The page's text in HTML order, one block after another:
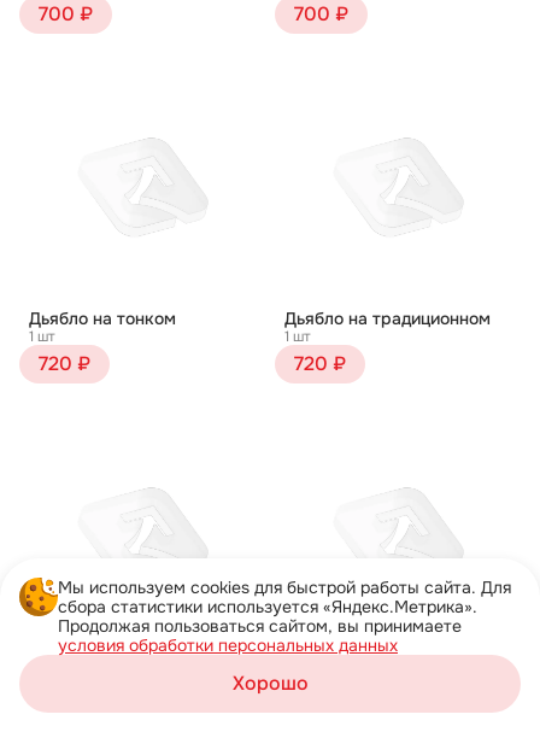
Мы используем cookies для быстрой работы сайта. Для
сбора статистики используется «Яндекс.Метрика».
Продолжая пользоваться сайтом, вы принимаете
условия обработки персональных данных
Хорошо
Каталог Акции Профиль
700 ₽ 700 ₽
Дьябло на тонком
1 шт
720 ₽
Дьябло на традиционном
1 шт
720 ₽
Жульен на тонком
750 ₽
1 шт
750 ₽